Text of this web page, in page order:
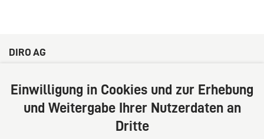
DIRO AG
20354 Hamburg
Deutschland
Tel: +49 (0) 40 41352231
Einwilligung in Cookies und zur Erhebung
und Weitergabe Ihrer Nutzerdaten an
Dritte